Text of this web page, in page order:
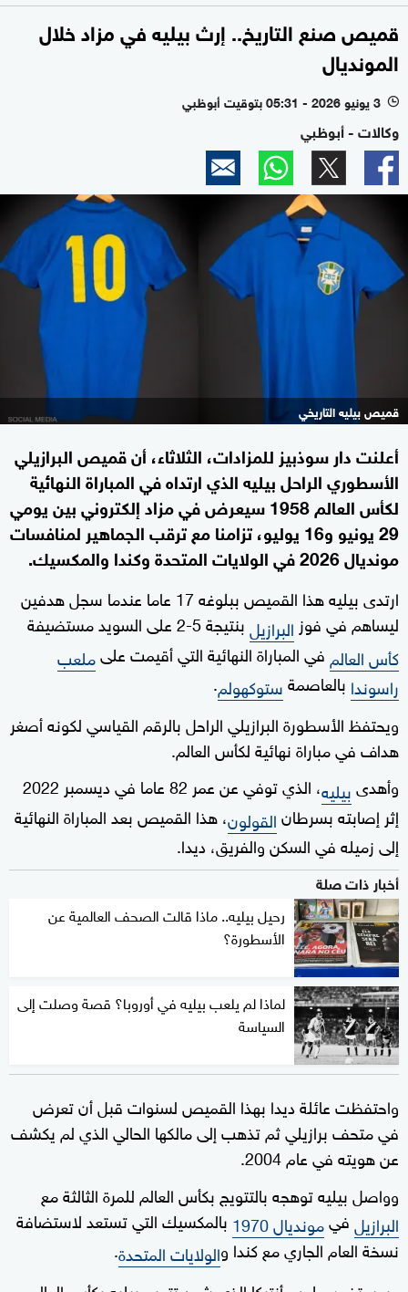
قميص صنع التاريخ.. إرث بيليه في مزاد خلال
المونديال
l 3 يونيو 2026 - 05:31 بتوقيت أبوظبي
وكالات - أبوظبي
قميص بيليه التاريخي
أعلنت دار سوذبيز للمزادات، الثلاثاء، أن قميص البرازيلي
الأسطوري الراحل بيليه الذي ارتداه في المباراة النهائية
لكأس العالم 1958 سيعرض في مزاد إلكتروني بين يومي
29 يونيو و16 يوليو، تزامنا مع ترقب الجماهير لمنافسات
مونديال 2026 في الولايات المتحدة وكندا والمكسيك.
ارتدى بيليه هذا القميص ببلوغه 17 عاما عندما سجل هدفين
ليساهم في فوز البرازيلبنتيجة 5-2 على السويد مستضيفة
كأس العالم في المباراة النهائية التي أقيمت علىملعب
راسوندا بالعاصمةستوكهولم.
ويحتفظ الأسطورة البرازيلي الراحل بالرقم القياسي لكونه أصغر
هداف في مباراة نهائية لكأس العالم.
وأهدىبيليه
، الذي توفي عن عمر 82 عاما في ديسمبر 2022
إثر إصابته بسرطانالقولون، هذا القميص بعد المباراة النهائية
إلى زميله في السكن والفريق، ديدا.
أخبار ذات صلة
رحيل بيليه.. ماذا قالت الصحف العالمية عن
الأسطورة؟
لماذا لم يلعب بيليه في أوروبا؟ قصة وصلت إلى
السياسة
واحتفظت عائلة ديدا بهذا القميص لسنوات قبل أن تعرض
في متحف برازيلي ثم تذهب إلى مالكها الحالي الذي لم يكشف
عن هويته في عام 2004.
وواصل بيليه توهجه بالتتويج بكأس العالم للمرة الثالثة مع
البرازيلفيمونديال 1970
بالمكسيك التي تستعد لاستضافة
نسخة العام الجاري مع كندا والولايات المتحدة.